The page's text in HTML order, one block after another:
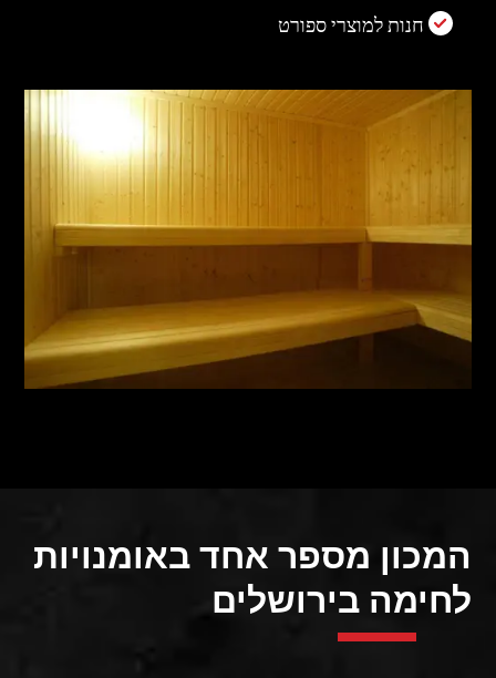
חנות למוצרי ספורט
המכון מספר אחד באומנויות
לחימה בירושלים